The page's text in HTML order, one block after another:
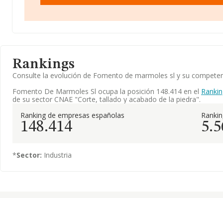
Rankings
Consulte la evolución de Fomento de marmoles sl y su
Fomento De Marmoles Sl ocupa la posición 148.414 en el
de su sector CNAE "Corte, tallado y acabado de la piedra".
Ranking de empresas españolas
148.414
*Sector: Industria